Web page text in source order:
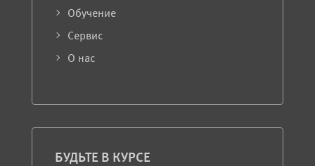
Обучение
Сервис
О нас
БУДЬТЕ В КУРСЕ